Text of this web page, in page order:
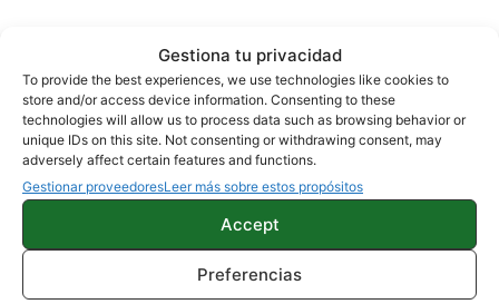
Gestiona tu privacidad
To provide the best experiences, we use technologies like cookies to
store and/or access device information. Consenting to these
technologies will allow us to process data such as browsing behavior or
unique IDs on this site. Not consenting or withdrawing consent, may
adversely affect certain features and functions.
Gestionar proveedoresLeer más sobre estos propósitos
Accept
Preferencias
Creemos que en marzo del año que viene ya habrá
muchas mejores opciones que un Xiaomi Mi5,
incluso de la misma marca china.El OnePlus 3T es
la mejor opción que puedes conseguir por ese
precio sin lugar a dudas.